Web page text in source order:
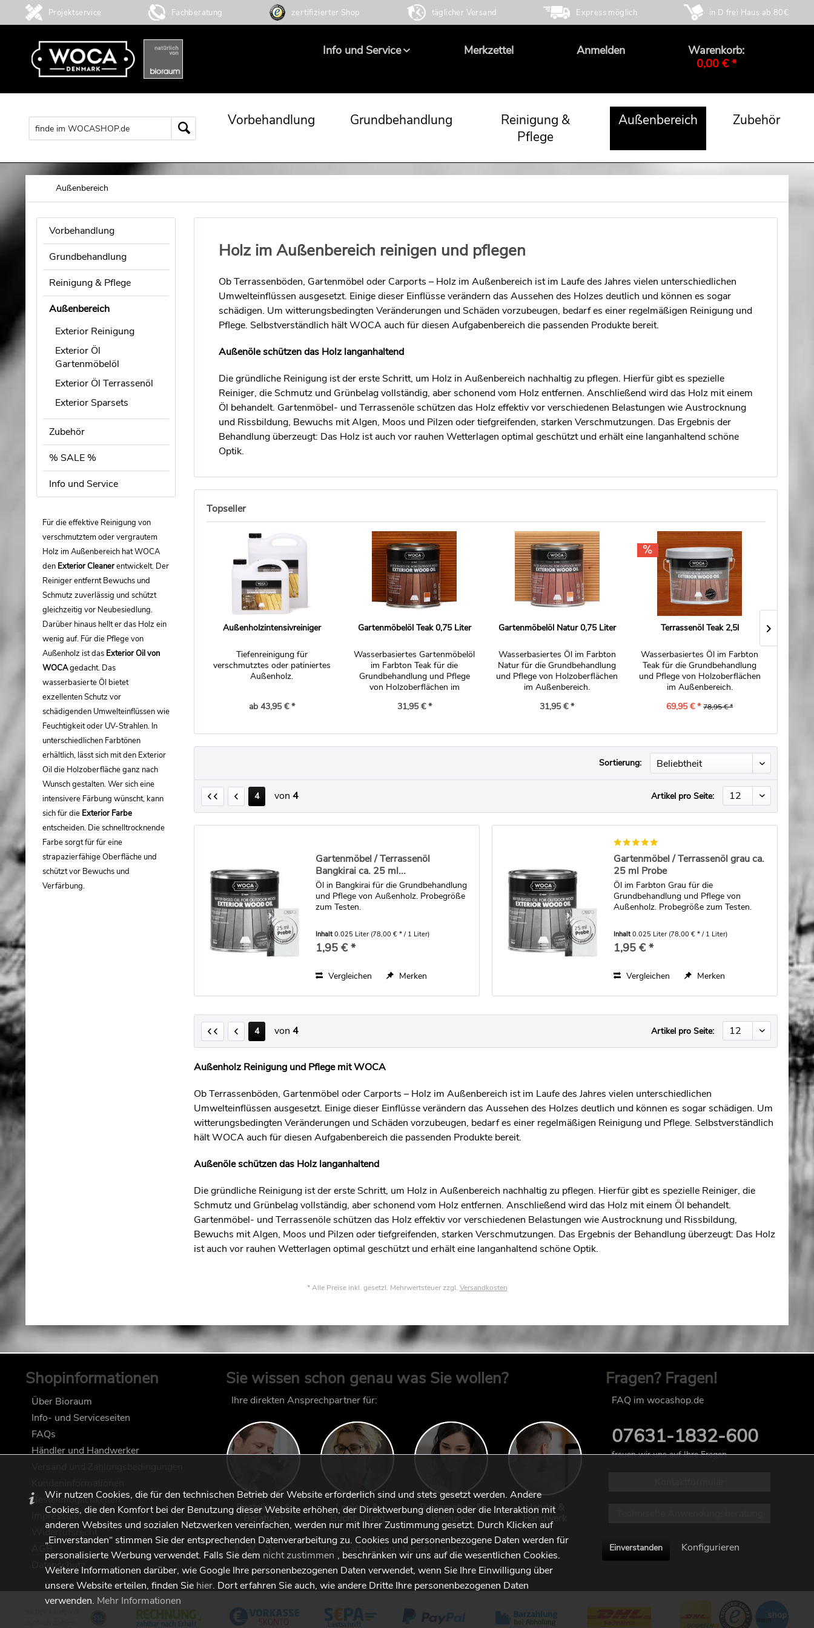
Projektservice Fachberatung zertifizierter Shop täglicher Versand Express möglich in D frei Haus ab 80€
Info und Service Merkzettel Anmelden
Warenkorb:
0,00 € *
Vorbehandlung Grundbehandlung
Reinigung &
Pflege
Außenbereich Zubehör
Außenbereich
Vorbehandlung
Grundbehandlung
Reinigung & Pflege
Außenbereich
Exterior Reinigung
Exterior Öl
Gartenmöbelöl
Exterior Öl Terrassenöl
Exterior Sparsets
Zubehör
% SALE %
Info und Service
Für die effektive Reinigung von
verschmutztem oder vergrautem
Holz im Außenbereich hat WOCA
den Exterior Cleanerentwickelt. Der
Reiniger entfernt Bewuchs und
Schmutz zuverlässig und schützt
gleichzeitig vor Neubesiedlung.
Darüber hinaus hellt er das Holz ein
wenig auf. Für die Pflege von
Außenholz ist das Exterior Oil von
WOCAgedacht. Das
wasserbasierte Öl bietet
exzellenten Schutz vor
schädigenden Umwelteinflüssen wie
Feuchtigkeit oder UV-Strahlen. In
unterschiedlichen Farbtönen
erhältlich, lässt sich mit den Exterior
Oil die Holzoberfläche ganz nach
Wunsch gestalten. Wer sich eine
intensivere Färbung wünscht, kann
sich für die Exterior Farbe
entscheiden. Die schnelltrocknende
Farbe sorgt für für eine
strapazierfähige Oberfläche und
schützt vor Bewuchs und
Verfärbung.
Holz im Außenbereich reinigen und pflegen
Ob Terrassenböden, Gartenmöbel oder Carports – Holz im Außenbereich ist im Laufe des Jahres vielen unterschiedlichen
Umwelteinflüssen ausgesetzt. Einige dieser Einflüsse verändern das Aussehen des Holzes deutlich und können es sogar
schädigen. Um witterungsbedingten Veränderungen und Schäden vorzubeugen, bedarf es einer regelmäßigen Reinigung und
Pflege. Selbstverständlich hält WOCA auch für diesen Aufgabenbereich die passenden Produkte bereit.
Außenöle schützen das Holz langanhaltend
Die gründliche Reinigung ist der erste Schritt, um Holz in Außenbereich nachhaltig zu pflegen. Hierfür gibt es spezielle
Reiniger, die Schmutz und Grünbelag vollständig, aber schonend vom Holz entfernen. Anschließend wird das Holz mit einem
Öl behandelt. Gartenmöbel- und Terrassenöle schützen das Holz effektiv vor verschiedenen Belastungen wie Austrocknung
und Rissbildung, Bewuchs mit Algen, Moos und Pilzen oder tiefgreifenden, starken Verschmutzungen. Das Ergebnis der
Behandlung überzeugt: Das Holz ist auch vor rauhen Wetterlagen optimal geschützt und erhält eine langanhaltend schöne
Optik.
Topseller
Außenholzintensivreiniger
Tiefenreinigung für
verschmutztes oder patiniertes
Außenholz.
ab 43,95 € *
Gartenmöbelöl Teak 0,75 Liter
Wasserbasiertes Gartenmöbelöl
im Farbton Teak für die
Grundbehandlung und Pflege
von Holzoberflächen im
31,95 € *
Gartenmöbelöl Natur 0,75 Liter
Wasserbasiertes Öl im Farbton
Natur für die Grundbehandlung
und Pflege von Holzoberflächen
im Außenbereich.
31,95 € *
Terrassenöl Teak 2,5l
Wasserbasiertes Öl im Farbton
Teak für die Grundbehandlung
und Pflege von Holzoberflächen
im Außenbereich.
69,95 € * 78,95 € *
Sortierung:
4 von 4 Artikel pro Seite:
Gartenmöbel / Terrassenöl
Bangkirai ca. 25 ml...
Öl in Bangkirai für die Grundbehandlung
und Pflege von Außenholz. Probegröße
zum Testen.
Inhalt0.025 Liter (78,00 € * / 1 Liter)
1,95 € *
Vergleichen Merken
Gartenmöbel / Terrassenöl grau ca.
25 ml Probe
Öl im Farbton Grau für die
Grundbehandlung und Pflege von
Außenholz. Probegröße zum Testen.
Inhalt0.025 Liter (78,00 € * / 1 Liter)
1,95 € *
Vergleichen Merken
4 von 4 Artikel pro Seite:
Außenholz Reinigung und Pflege mit WOCA
Ob Terrassenböden, Gartenmöbel oder Carports – Holz im Außenbereich ist im Laufe des Jahres vielen unterschiedlichen
Umwelteinflüssen ausgesetzt. Einige dieser Einflüsse verändern das Aussehen des Holzes deutlich und können es sogar schädigen. Um
witterungsbedingten Veränderungen und Schäden vorzubeugen, bedarf es einer regelmäßigen Reinigung und Pflege. Selbstverständlich
hält WOCA auch für diesen Aufgabenbereich die passenden Produkte bereit.
Außenöle schützen das Holz langanhaltend
Die gründliche Reinigung ist der erste Schritt, um Holz in Außenbereich nachhaltig zu pflegen. Hierfür gibt es spezielle Reiniger, die
Schmutz und Grünbelag vollständig, aber schonend vom Holz entfernen. Anschließend wird das Holz mit einem Öl behandelt.
Gartenmöbel- und Terrassenöle schützen das Holz effektiv vor verschiedenen Belastungen wie Austrocknung und Rissbildung,
Bewuchs mit Algen, Moos und Pilzen oder tiefgreifenden, starken Verschmutzungen. Das Ergebnis der Behandlung überzeugt: Das Holz
ist auch vor rauhen Wetterlagen optimal geschützt und erhält eine langanhaltend schöne Optik.
* Alle Preise inkl. gesetzl. Mehrwertsteuer zzgl. Versandkosten
Shopinformationen
Über Bioraum
Info- und Serviceseiten
FAQs
Händler und Handwerker
Bestellmöglichkeiten
Impressum
Widerrufsrecht
AGB
Datenschutz
Sie wissen schon genau was Sie wollen?
Ihre direkten Ansprechpartner für:
Bestellung &
Beratung
Logistik &
Buchhaltung
Reklamation &
Retouren
Handel &
Handwerk
Geschäftsleitung Media Lager Jobs
Fragen? Fragen!
FAQ im wocashop.de
07631-1832-600
freuen wir uns auf Ihre Fragen
Wir nutzen Cookies, die für den technischen Betrieb der Website erforderlich sind und stets gesetzt werden. Andere
Cookies, die den Komfort bei der Benutzung dieser Website erhöhen, der Direktwerbung dienen oder die Interaktion mit
anderen Websites und sozialen Netzwerken vereinfachen, werden nur mit Ihrer Zustimmung gesetzt. Durch Klicken auf
„Einverstanden“ stimmen Sie der entsprechenden Datenverarbeitung zu. Cookies und personenbezogene Daten werden für
personalisierte Werbung verwendet. Falls Sie dem nicht zustimmen , beschränken wir uns auf die wesentlichen Cookies.
Weitere Informationen darüber, wie Google Ihre personenbezogenen Daten verwendet, wenn Sie Ihre Einwilligung über
unsere Website erteilen, finden Sie hier. Dort erfahren Sie auch, wie andere Dritte Ihre personenbezogenen Daten
verwenden. Mehr Informationen
Einverstanden Konfigurieren